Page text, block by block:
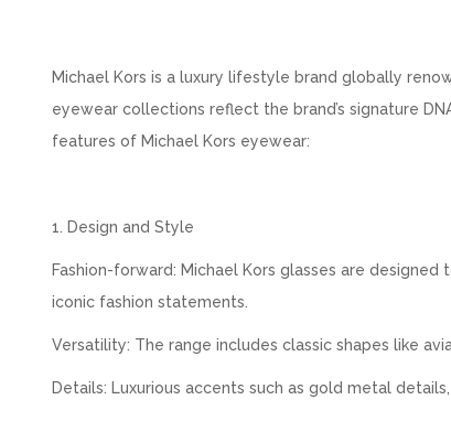
Michael Kors is a luxury lifestyle brand globally
eyewear collections reflect the brand’s signature
features of Michael Kors eyewear:
1. Design and Style
Fashion-forward: Michael Kors glasses are
iconic fashion statements.
Versatility: The range includes classic shapes like
Details: Luxurious accents such as gold metal